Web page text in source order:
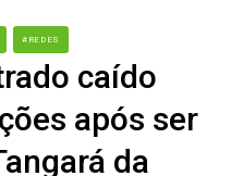
#REDES
caído
após ser
da